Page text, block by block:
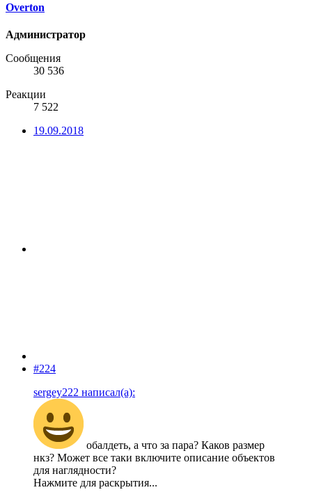
Overton
Администратор
Сообщения
30 536
Реакции
7 522
19.09.2018
#224
sergey222 написал(а):
обалдеть, а что за пара? Каков размер
нкз? Может все таки включите описание объектов
для наглядности?
Нажмите для раскрытия...